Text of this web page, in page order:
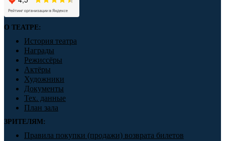
О ТЕАТРЕ:
История театра
Награды
Режиссёры
Актёры
Художники
Документы
Тех. данные
План зала
ЗРИТЕЛЯМ:
Правила покупки (продажи) возврата билетов